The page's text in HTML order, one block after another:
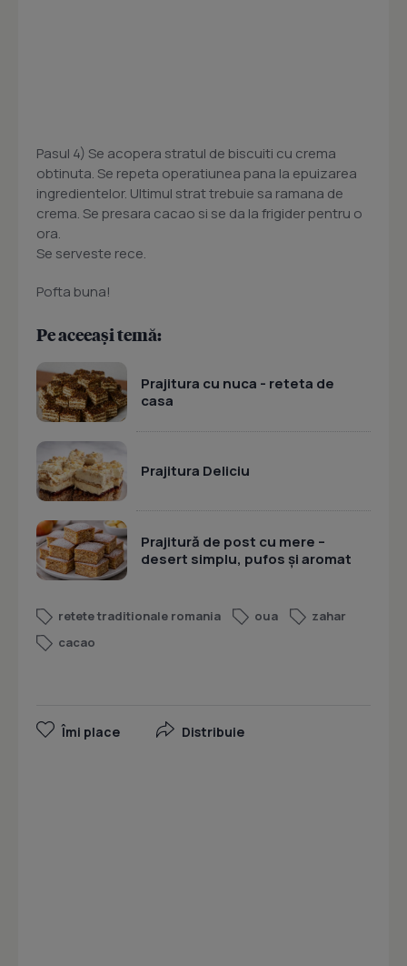
Pasul 4) Se acopera stratul de biscuiti cu crema
obtinuta. Se repeta operatiunea pana la epuizarea
ingredientelor. Ultimul strat trebuie sa ramana de
crema. Se presara cacao si se da la frigider pentru o
ora.
Se serveste rece.
Pofta buna!
Pe aceeași temă:
Prajitura cu nuca - reteta de
casa
Prajitura Deliciu
Prajitură de post cu mere –
desert simplu, pufos și aromat
retete traditionale romania oua
zahar
cacao
Îmi place Distribuie